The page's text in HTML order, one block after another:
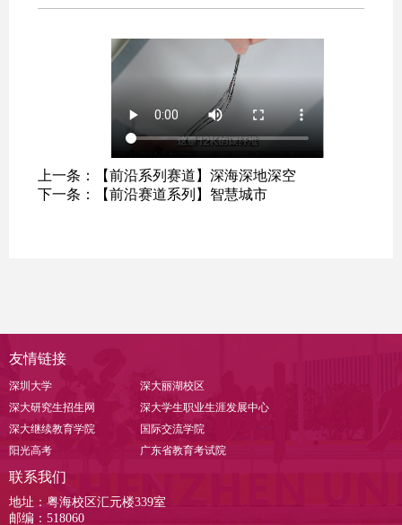
上一条：
【前沿系列赛道】深海深地深空
下一条：
【前沿赛道系列】智慧城市
友情链接
深圳大学
深大丽湖校区
深大研究生招生网
深大学生职业生涯发展中心
深大继续教育学院
国际交流学院
阳光高考
广东省教育考试院
联系我们
地址：粤海校区汇元楼339室
邮编：518060